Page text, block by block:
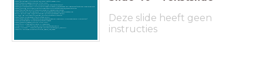
https://docplayer.nl/44454176-Op-zoek-naar-dorestad.html
https://www.dorestadonthuld.nl/H9.html
https://historiek.net/koning-clovis-koning-franken/69866/
https://mijngelderland.nl/inhoud/routes/nijmegen-oudste-stad-van-nederland/palts-van-karel-de-grote
https://upload.wikimedia.org/wikipedia/commons/7/7c/Feodale_pyramide.png
https://stringfixer.com/nl/Germanic_religion_%28aboriginal%29
https://www.canonvannederland.nl/nl/overijssel/salland/zwolle/de-kerstening
Bruno van der Kraan https://unsplash.com/photos/v2HgNzRDfII
Girl with red hat https://unsplash.com/photos/J2uXSi8tHrE
https://www.joostdevree.nl/shtmls/terp.shtml
https://erfgoedstem.nl/events/congres-waterbeheersing-nederland-middeleeuwse-en-nieuwe-tijd/
https://frisiacoasttrail.blog/2020/10/26/dorestat/
https://www.dorestadonthuld.nl/H9.html
https://onh.nl/verhaal/vikingen-in-nederland
Lukas Hron - https://unsplash.com/photos/sHcRZ1erlUs
Tucker Monticelli - https://unsplash.com/photos/pQTC0_DB4WU
https://nl.wikipedia.org/wiki/Strijd_tegen_het_water
Deze slide heeft geen
instructies